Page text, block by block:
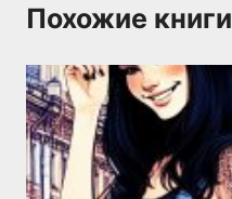
Похожие книги